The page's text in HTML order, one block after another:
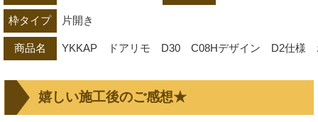
枠タイプ 片開き
商品名 YKKAP　ドアリモ　D30　C08Hデザイン　D2仕様
嬉しい施工後のご感想★